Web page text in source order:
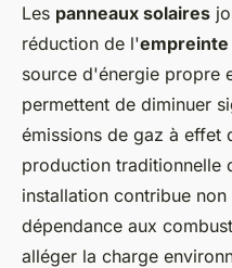
Les panneaux solaires
réduction de l'empreinte
source d'énergie propre
permettent de diminuer
émissions de gaz à effet
production traditionnelle
installation contribue
dépendance aux
alléger la charge